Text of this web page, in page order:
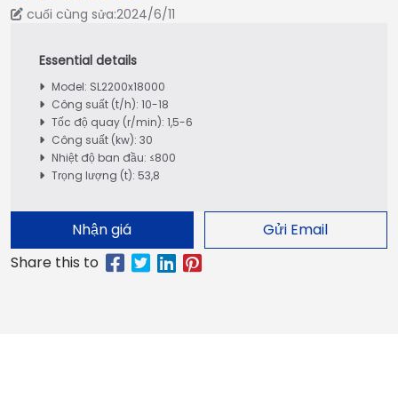
cuối cùng sửa:2024/6/11
Model: SL2200x18000
Công suất (t/h): 10-18
Tốc độ quay (r/min): 1,5-6
Công suất (kw): 30
Nhiệt độ ban đầu: ≤800
Trọng lượng (t): 53,8
Nhận giá Gửi Email